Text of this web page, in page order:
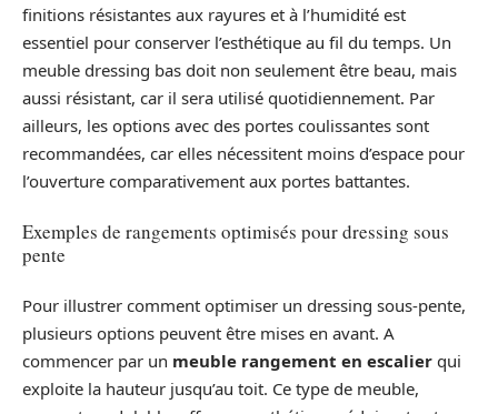
finitions résistantes aux rayures et à l’humidité est
essentiel pour conserver l’esthétique au fil du temps. Un
meuble dressing bas doit non seulement être beau, mais
aussi résistant, car il sera utilisé quotidiennement. Par
ailleurs, les options avec des portes coulissantes sont
recommandées, car elles nécessitent moins d’espace pour
l’ouverture comparativement aux portes battantes.
Exemples de rangements optimisés pour dressing sous
pente
Pour illustrer comment optimiser un dressing sous-pente,
plusieurs options peuvent être mises en avant. A
commencer par un meuble rangement en escalier qui
exploite la hauteur jusqu’au toit. Ce type de meuble,